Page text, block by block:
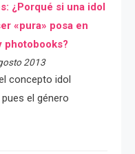
¿Porqué si una idol
«pura» posa en
photobooks?
2013
concepto idol
el género